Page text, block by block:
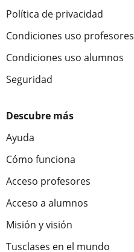
Política de privacidad
Condiciones uso profesores
Condiciones uso alumnos
Seguridad
Descubre más
Ayuda
Cómo funciona
Acceso profesores
Acceso a alumnos
Misión y visión
Tusclases en el mundo